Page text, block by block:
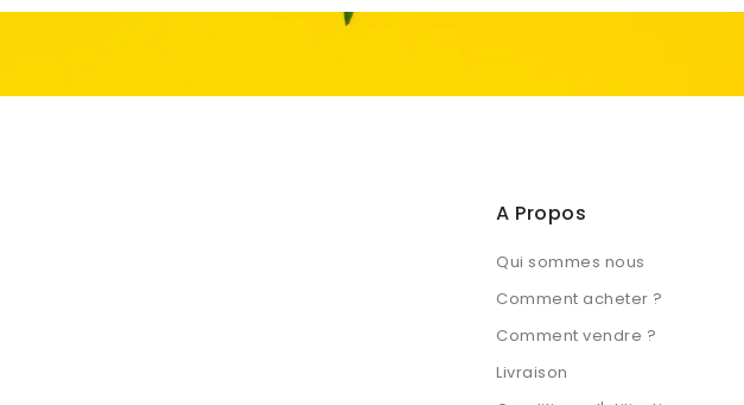
A Propos
Qui sommes nous
Comment acheter ?
Comment vendre ?
Livraison